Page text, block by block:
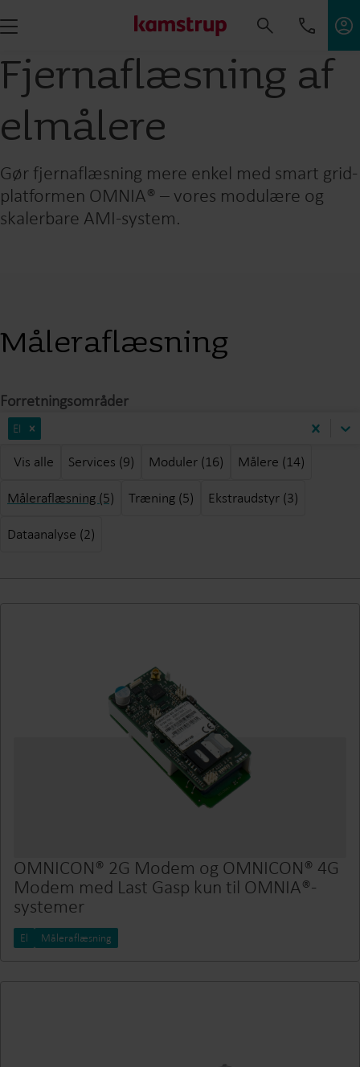
Fjernaflæsning af
elmålere
Gør fjernaflæsning mere enkel med smart grid-
platformen OMNIA® – vores modulære og
skalerbare AMI-system.
Måleraflæsning
Forretningsområder
El
Vis alle Services (9) Moduler (16) Målere (14)
Måleraflæsning (5) Træning (5) Ekstraudstyr (3)
Dataanalyse (2)
OMNICON® 2G Modem og OMNICON® 4G
Modem med Last Gasp kun til OMNIA®-
systemer
El Måleraflæsning